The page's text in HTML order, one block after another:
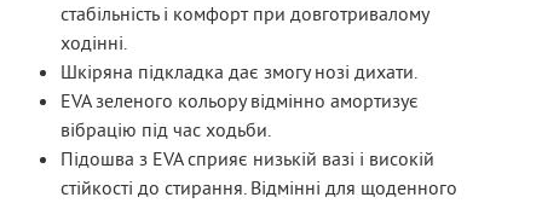
стабільність і комфорт при довготривалому
ходінні.
Шкіряна підкладка дає змогу нозі дихати.
EVA зеленого кольору відмінно амортизує
вібрацію під час ходьби.
Підошва з EVA сприяє низькій вазі і високій
стійкості до стирання. Відмінні для щоденного